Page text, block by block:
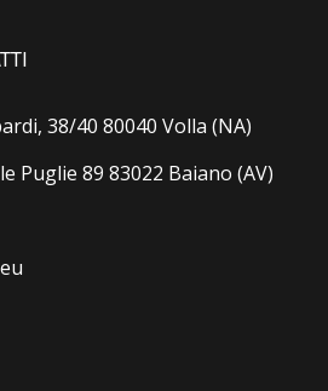
38/40 80040 Volla (NA)
Puglie 89 83022 Baiano (AV)